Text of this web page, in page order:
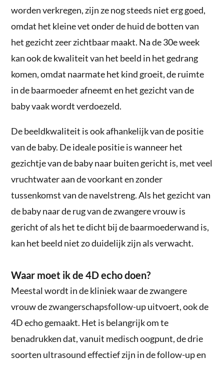
worden verkregen, zijn ze nog steeds niet erg goed,
omdat het kleine vet onder de huid de botten van
het gezicht zeer zichtbaar maakt. Na de 30e week
kan ook de kwaliteit van het beeld in het gedrang
komen, omdat naarmate het kind groeit, de ruimte
in de baarmoeder afneemt en het gezicht van de
baby vaak wordt verdoezeld.
De beeldkwaliteit is ook afhankelijk van de positie
van de baby. De ideale positie is wanneer het
gezichtje van de baby naar buiten gericht is, met veel
vruchtwater aan de voorkant en zonder
tussenkomst van de navelstreng. Als het gezicht van
de baby naar de rug van de zwangere vrouw is
gericht of als het te dicht bij de baarmoederwand is,
kan het beeld niet zo duidelijk zijn als verwacht.
Waar moet ik de 4D echo doen?
Meestal wordt in de kliniek waar de zwangere
vrouw de zwangerschapsfollow-up uitvoert, ook de
4D echo gemaakt. Het is belangrijk om te
benadrukken dat, vanuit medisch oogpunt, de drie
soorten ultrasound effectief zijn in de follow-up en